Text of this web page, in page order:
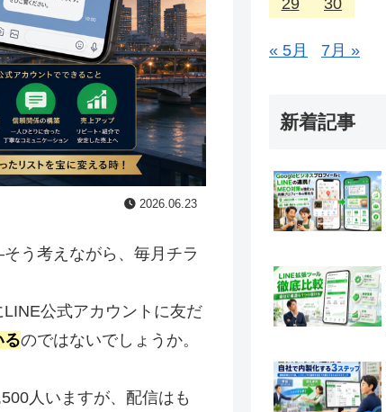
2026.06.23
う考えながら、毎月チラ
公式アカウントに友だ
るのではないでしょうか。
人いますが、配信はも
29
30
« 5月 7月 »
新着記事